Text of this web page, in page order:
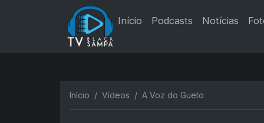
Início Podcasts Notícias
Início Vídeos A Voz do Gueto